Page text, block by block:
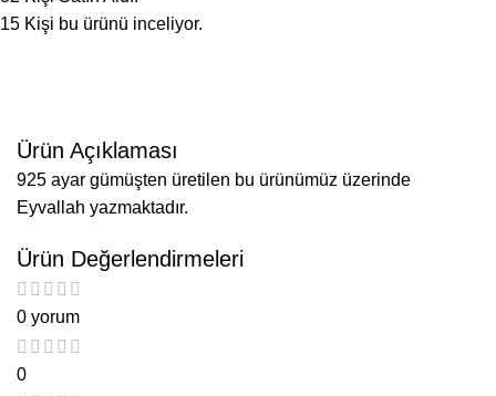
15 Kişi bu ürünü inceliyor.
Ürün Açıklaması
925 ayar gümüşten üretilen bu ürünümüz üzerinde
Eyvallah yazmaktadır.
Ürün Değerlendirmeleri
0 yorum
0